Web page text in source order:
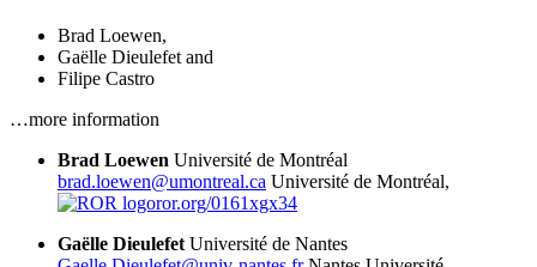
Brad Loewen,
Gaëlle Dieulefet and
Filipe Castro
…more information
Brad Loewen Université de Montréal
brad.loewen@umontreal.ca Université de Montréal,
ror.org/0161xgx34
Gaëlle Dieulefet Université de Nantes